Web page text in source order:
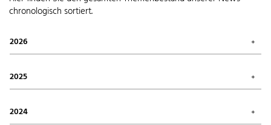
chronologisch sortiert.
2026
April 2026 (6)
Februar 2026 (6)
2025
August 2025 (7)
2024